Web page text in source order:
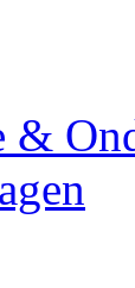
&